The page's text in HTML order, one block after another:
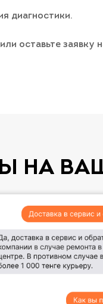
диагностики.
оставьте
НА